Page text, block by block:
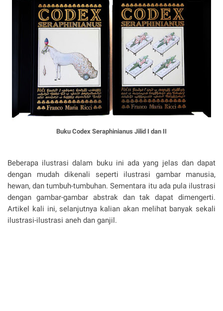
Buku Codex Seraphinianus Jilid I dan II
Beberapa ilustrasi dalam buku ini ada yang jelas dan dapat
dengan mudah dikenali seperti ilustrasi gambar manusia,
hewan, dan tumbuh-tumbuhan. Sementara itu ada pula ilustrasi
dengan gambar-gambar abstrak dan tak dapat dimengerti.
Artikel kali ini, selanjutnya kalian akan melihat banyak sekali
ilustrasi-ilustrasi aneh dan ganjil.